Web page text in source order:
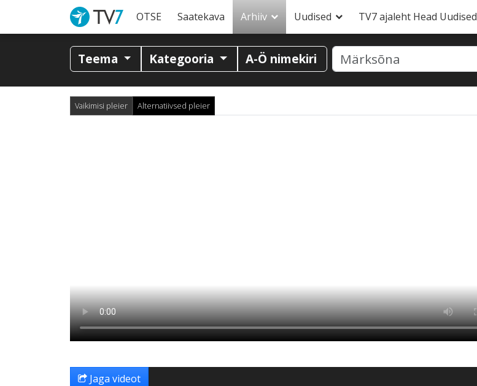
OTSE Saatekava Arhiiv Uudised TV7 ajaleht Head Uudised
Teema Kategooria A-Ö nimekiri
Vaikimisi pleier Alternatiivsed pleier
Jaga videot